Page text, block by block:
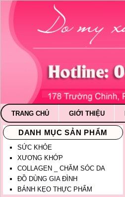
TRANG CHỦ GIỚI THIỆU
DANH MỤC SẢN PHẨM
SỨC KHỎE
XƯƠNG KHỚP
COLLAGEN _ CHĂM SÓC DA
ĐỒ DÙNG GIA ĐÌNH
BÁNH KẸO THỰC PHẨM